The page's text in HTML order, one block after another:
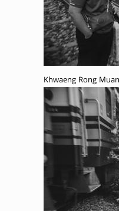
Khwaeng Rong